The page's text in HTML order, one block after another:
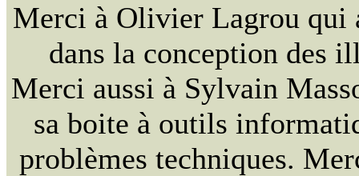
Merci à Olivier Lagrou qui
dans la conception des
Merci aussi à Sylvain
sa boite à outils
problèmes techniques.